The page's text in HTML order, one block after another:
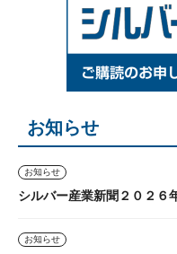
お知らせ
お知らせ
シルバー産業新聞２０２６
お知らせ